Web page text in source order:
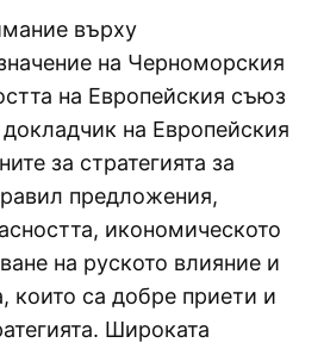
върху
на Черноморския
на Европейския съюз
на Европейския
за стратегията за
предложения,
икономическото
на руското влияние и
които са добре приети и
Широката